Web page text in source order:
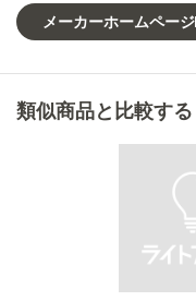
メーカーホームページ
類似商品と比較する